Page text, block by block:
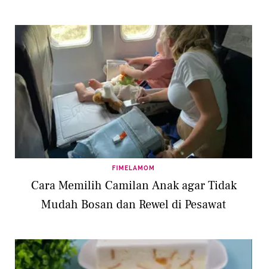
FIMELAMOM
Cara Memilih Camilan Anak agar Tidak
Mudah Bosan dan Rewel di Pesawat